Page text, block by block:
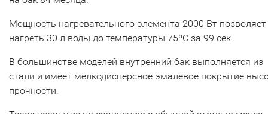
Мощность нагревательного элемента 2000 Вт позволяет
нагреть 30 л воды до температуры 75ºС за 99 сек.
В большинстве моделей внутренний бак выполняется из
стали и имеет мелкодисперсное эмалевое покрытие
прочности.